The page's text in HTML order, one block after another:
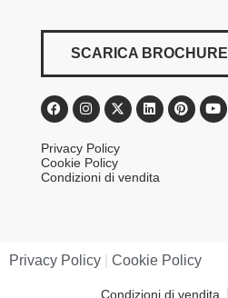
SCARICA BROCHURE
Privacy Policy
Cookie Policy
Condizioni di vendita
Privacy Policy Cookie Policy
Condizioni di vendita